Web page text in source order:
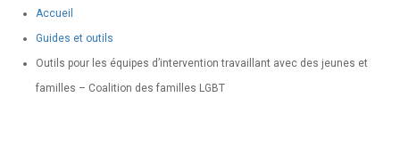
Accueil
Guides et outils
Outils pour les équipes d’intervention travaillant avec des jeunes et
familles – Coalition des familles LGBT